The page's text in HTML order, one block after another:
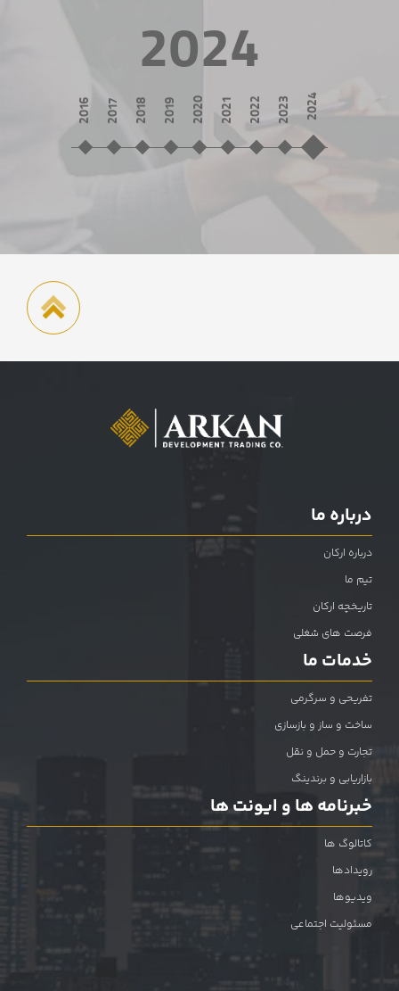
2024
2016 2017 2018 2019 2020 2021 2022 2023 2024
درباره ما
درباره ارکان
تیم ما
تاریخچه ارکان
فرصت های شغلی
خدمات ما
تفریحی و سرگرمی
ساخت و ساز و بازسازی
تجارت و حمل و نقل
بازاریابی و برندینگ
خبرنامه ها و ایونت ها
کاتالوگ ها
رویدادها
ویدیوها
مسئولیت اجتماعی